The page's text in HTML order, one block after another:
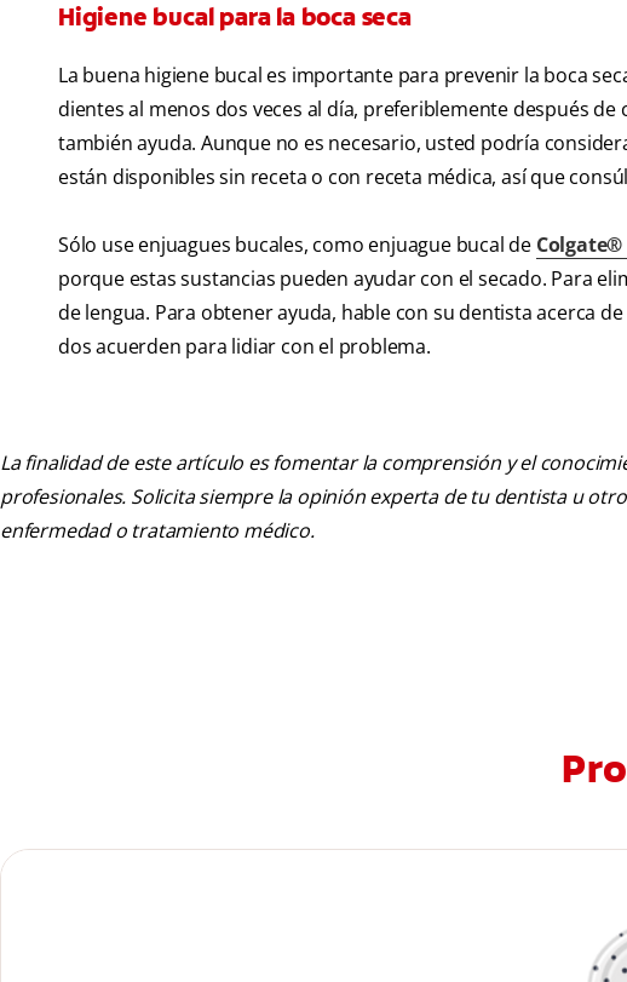
Higiene bucal para la boca seca
La buena higiene bucal es importante para prevenir la boca
dientes al menos dos veces al día, preferiblemente después
también ayuda. Aunque no es necesario, usted podría
están disponibles sin receta o con receta médica, así que
Sólo use enjuagues bucales, como enjuague bucal de
porque estas sustancias pueden ayudar con el secado. Para
de lengua. Para obtener ayuda, hable con su dentista acerca
dos acuerden para lidiar con el problema.
La finalidad de este artículo es fomentar la comprensión y el
profesionales. Solicita siempre la opinión experta de tu dentista u
enfermedad o tratamiento médico.